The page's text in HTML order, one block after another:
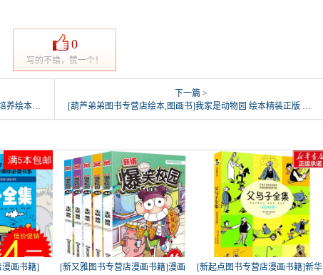
0
写的不错，赞一个！
仅售8.8元
下一篇 >
[葫芦弟弟图书专营店绘本,图画书]我家是动物园 绘本精装正版 非注音版月销量114件仅售24.8元
画书籍]
[新又雅图书专营店漫画书籍]漫画
[新起点图书专营店漫画书籍]新华